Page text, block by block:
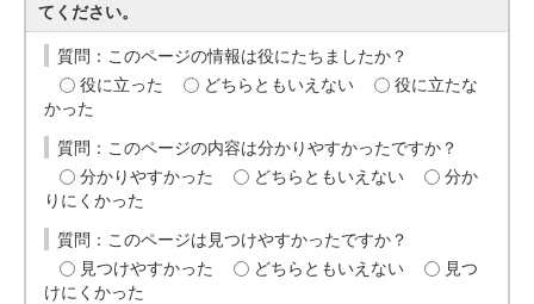
てください。
質問：このページの情報は役にたちましたか？
役に立った
どちらともいえない
役に立たな
かった
質問：このページの内容は分かりやすかったですか？
分かりやすかった
どちらともいえない
分か
りにくかった
質問：このページは見つけやすかったですか？
見つけやすかった
どちらともいえない
見つ
けにくかった